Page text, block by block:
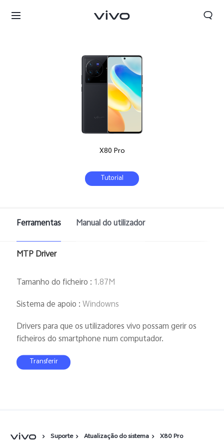
X80 Pro
Tutorial
Ferramentas Manual do utilizador
MTP Driver
Tamanho do ficheiro : 1.87M
Sistema de apoio :Windowns
Drivers para que os utilizadores vivo possam gerir os
ficheiros do smartphone num computador.
Transferir
Suporte Atualização do sistema X80 Pro